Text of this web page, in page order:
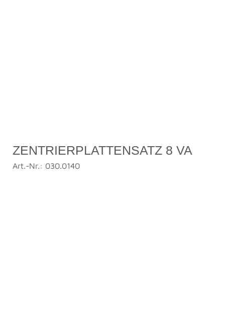
ZENTRIERPLATTENSATZ 8 VA
Art.-Nr.: 030.0140